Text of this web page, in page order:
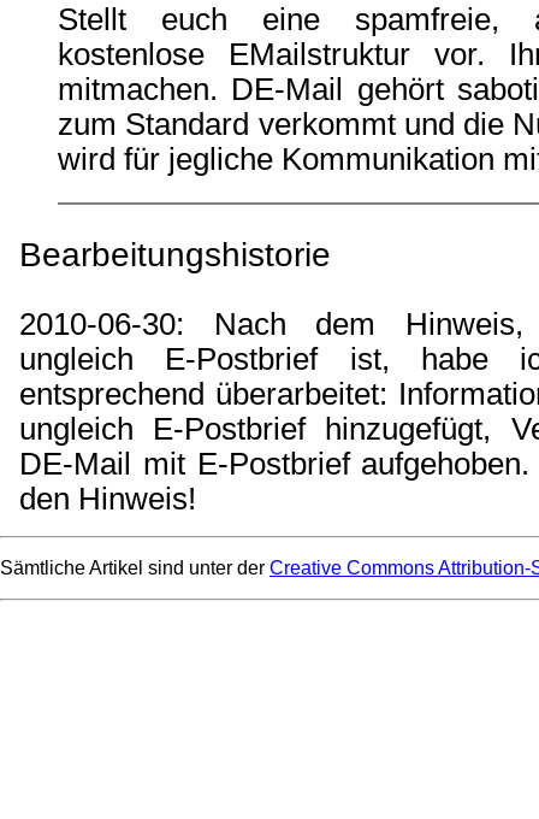
Stellt euch eine spamfreie,
kostenlose EMailstruktur vor.
mitmachen. DE-Mail gehört
zum Standard verkommt und die
wird für jegliche Kommunikation
Bearbeitungshistorie
2010-06-30: Nach dem
ungleich E-Postbrief ist, habe
entsprechend überarbeitet:
ungleich E-Postbrief hinzugefügt,
DE-Mail mit E-Postbrief
den Hinweis!
Sämtliche Artikel sind unter der Creative Commons